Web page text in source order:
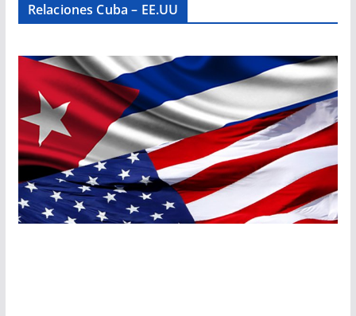
Relaciones Cuba – EE.UU